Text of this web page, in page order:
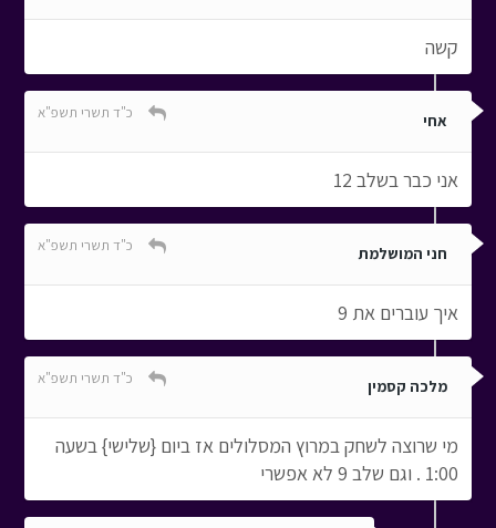
קשה
אחי כ"ד תשרי תשפ"א
אני כבר בשלב 12
חני המושלמת כ"ד תשרי תשפ"א
איך עוברים את 9
מלכה קסמין כ"ד תשרי תשפ"א
מי שרוצה לשחק במרוץ המסלולים אז ביום {שלישי} בשעה
1:00 . וגם שלב 9 לא אפשרי